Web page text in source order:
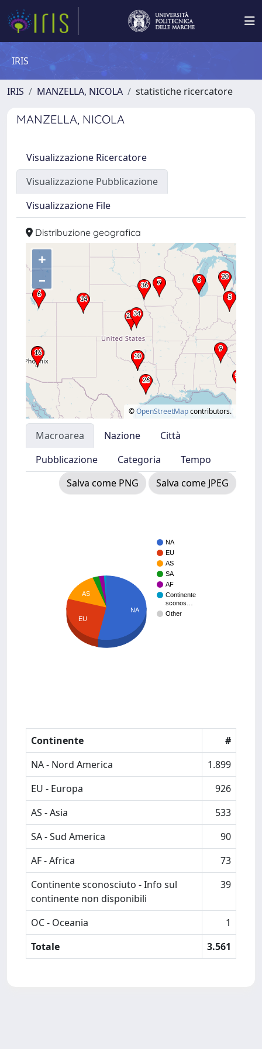
IRIS
IRIS MANZELLA, NICOLA statistiche ricercatore
MANZELLA, NICOLA
Visualizzazione Ricercatore
Visualizzazione Pubblicazione
Visualizzazione File
Distribuzione geografica
+
–
©OpenStreetMapcontributors.
Macroarea Nazione
Città
Pubblicazione
Categoria
Tempo
Salva come PNG
Salva come JPEG
NA
EU
AS
SA
AF
Continente
sconos…
Other
AS
EU
NA
Continente
#
NA - Nord America
1.899
EU - Europa
926
AS - Asia
533
SA - Sud America
90
AF - Africa
73
Continente sconosciuto - Info sul
continente non disponibili
39
OC - Oceania
1
Totale
3.561